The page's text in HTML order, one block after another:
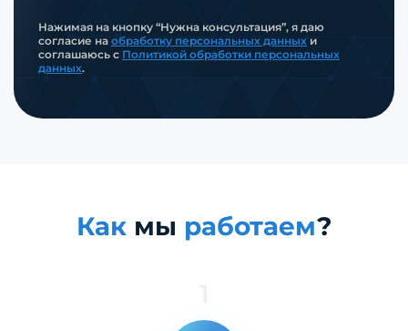
Нажимая на кнопку “Нужна консультация”, я даю
согласие на обработку персональных данных и
соглашаюсь с Политикой обработки персональных
данных.
Как мы работаем?